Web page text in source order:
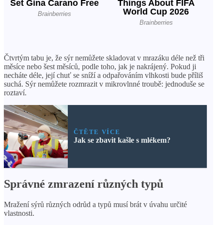
Čtvrtým tabu je, že sýr nemůžete skladovat v mrazáku déle než tři
měsíce nebo šest měsíců, podle toho, jak je nakrájený. Pokud ji
necháte déle, její chuť se sníží a odpařováním vlhkosti bude příliš
suchá. Sýr nemůžete rozmrazit v mikrovlnné troubě: jednoduše se
roztaví.
ČTĚTE VÍCE
Jak se zbavit kašle s mlékem?
Správné zmrazení různých typů
Mražení sýrů různých odrůd a typů musí brát v úvahu určité
vlastnosti.